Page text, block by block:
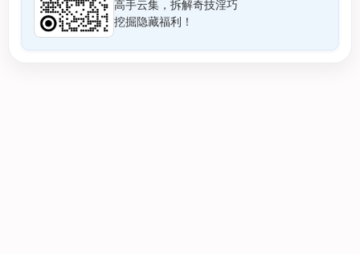
高手云集，拆解奇技淫巧
挖掘隐藏福利！